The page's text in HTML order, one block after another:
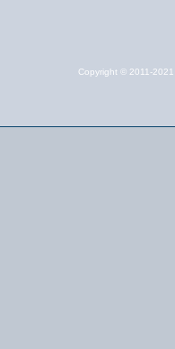
Copyright © 2011-